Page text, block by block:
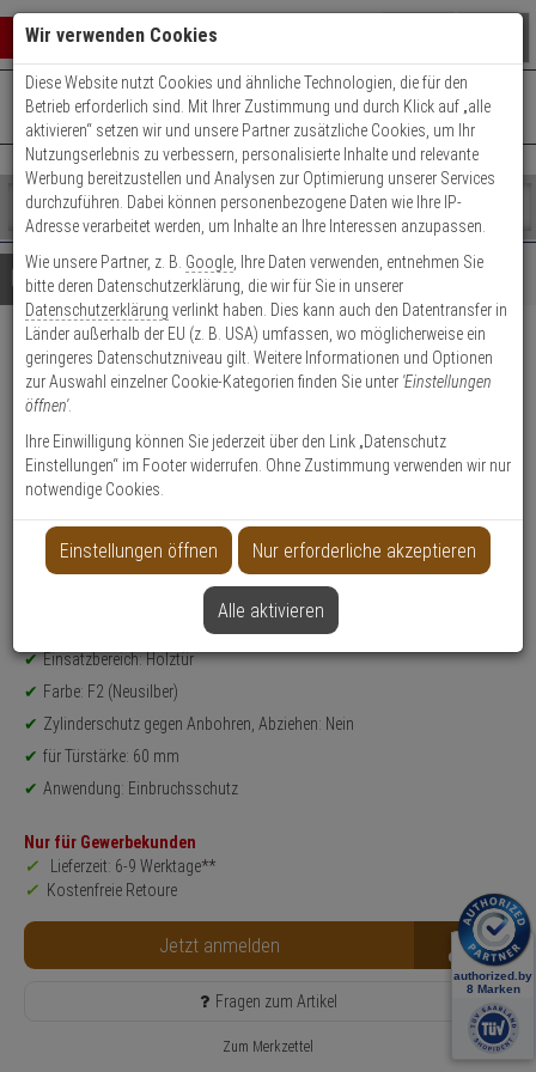
Warenkorb schließen
0 ARTIKEL IM WARENKORB
Ihr Warenkorb ist momentan leer.
Ergebnisse ()
Fertig
Shop
durchsuchen
Bitte
geben
Sie
mindestens
Zeichen
ein,
um
Suche
Es
wurde
noch
Kategorien
Suche
gestartet
+49 (0)821 899 493-0Mo. - Do.: 8:00 - 16:30 | Fr.: 8:00 - 14:00 Uhr
Kontaktservice nutzen
Details Beratung
Abus RH410 F2 Schutzrosette
für Holztür, neusilber
Produktmerkmale
Datenblatt drucken
Weitere Varianten...
Schutzrosette - Modell: RH 410
Einsatzbereich: Holztür
Farbe: F2 (Neusilber)
Zylinderschutz gegen Anbohren, Abziehen: Nein
für Türstärke: 60 mm
Anwendung: Einbruchsschutz
Nur für Gewerbekunden
Lieferzeit: 6-9 Werktage**
Kostenfreie Retoure
Jetzt anmelden B2B
Fragen zum Artikel
Zum Merkzettel
Wir verwenden Cookies
Diese Website nutzt Cookies und ähnliche Technologien, die für den
Betrieb erforderlich sind. Mit Ihrer Zustimmung und durch Klick auf „alle
aktivieren“ setzen wir und unsere Partner zusätzliche Cookies, um Ihr
Nutzungserlebnis zu verbessern, personalisierte Inhalte und relevante
Werbung bereitzustellen und Analysen zur Optimierung unserer Services
durchzuführen. Dabei können personenbezogene Daten wie Ihre IP-
Adresse verarbeitet werden, um Inhalte an Ihre Interessen anzupassen.
Wie unsere Partner, z. B. Google , Ihre Daten verwenden, entnehmen Sie
bitte deren Datenschutzerklärung, die wir für Sie in unserer
Datenschutzerklärung verlinkt haben. Dies kann auch den Datentransfer in
Länder außerhalb der EU (z. B. USA) umfassen, wo möglicherweise ein
geringeres Datenschutzniveau gilt. Weitere Informationen und Optionen
zur Auswahl einzelner Cookie-Kategorien finden Sie unter 'Einstellungen
öffnen'.
Ihre Einwilligung können Sie jederzeit über den Link „Datenschutz
Einstellungen“ im Footer widerrufen. Ohne Zustimmung verwenden wir nur
notwendige Cookies.
Einstellungen öffnen Nur erforderliche akzeptieren
Alle aktivieren